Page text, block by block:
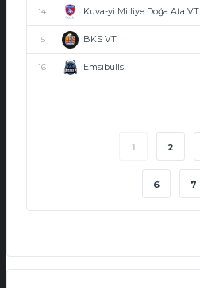
14 Kuva-yi Milliye Doğa Ata VT
15 BKS VT
16 Emsibulls
1 2
6 7